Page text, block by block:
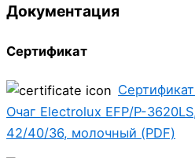
Документация
Сертификат
Очаг Electrolux EFP/P-
42/40/36, молочный (PDF)